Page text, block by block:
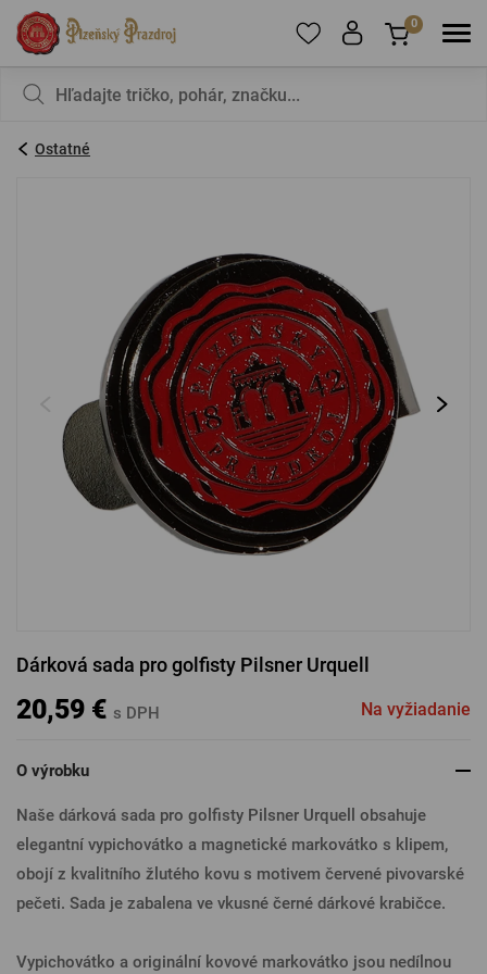
sa
PRIHLÁSIŤ SA
Zabudnuté heslo Nová registrácia
PRIHLÁSENIE CEZ FACEBOOK
0
Ostatné
Dárková sada pro golfisty Pilsner Urquell
20,59 € s DPH Na vyžiadanie
O výrobku
Naše dárková sada pro golfisty Pilsner Urquell obsahuje
elegantní vypichovátko a magnetické markovátko s klipem,
obojí z kvalitního žlutého kovu s motivem červené pivovarské
pečeti. Sada je zabalena ve vkusné černé dárkové krabičce.
Vypichovátko a originální kovové markovátko jsou nedílnou